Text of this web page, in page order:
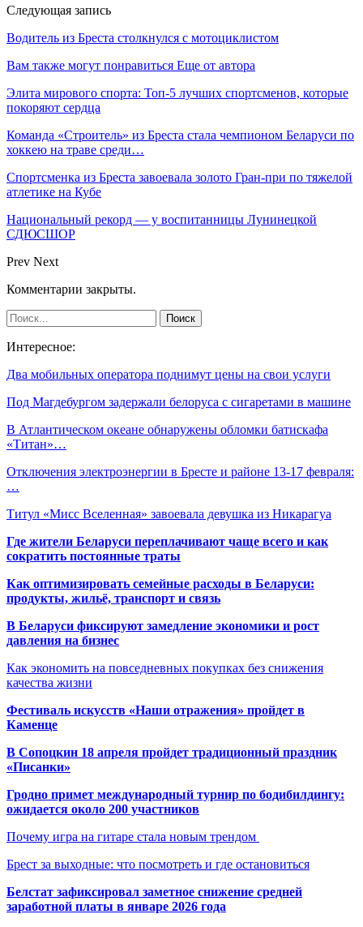
Следующая запись
Водитель из Бреста столкнулся с мотоциклистом
Вам также могут понравиться Еще от автора
Элита мирового спорта: Топ-5 лучших спортсменов, которые
покоряют сердца
Команда «Строитель» из Бреста стала чемпионом Беларуси по
хоккею на траве среди…
Спортсменка из Бреста завоевала золото Гран-при по тяжелой
атлетике на Кубе
Национальный рекорд — у воспитанницы Лунинецкой
СДЮСШОР
Prev Next
Комментарии закрыты.
Интересное:
Два мобильных оператора поднимут цены на свои услуги
Под Магдебургом задержали белоруса с сигаретами в машине
В Атлантическом океане обнаружены обломки батискафа
«Титан»…
Отключения электроэнергии в Бресте и районе 13-17 февраля:
…
Титул «Мисс Вселенная» завоевала девушка из Никарагуа
Где жители Беларуси переплачивают чаще всего и как
сократить постоянные траты
Как оптимизировать семейные расходы в Беларуси:
продукты, жильё, транспорт и связь
В Беларуси фиксируют замедление экономики и рост
давления на бизнес
Как экономить на повседневных покупках без снижения
качества жизни
Фестиваль искусств «Наши отражения» пройдет в
Каменце
В Сопоцкин 18 апреля пройдет традиционный праздник
«Писанки»
Гродно примет международный турнир по бодибилдингу:
ожидается около 200 участников
Почему игра на гитаре стала новым трендом
Брест за выходные: что посмотреть и где остановиться
Белстат зафиксировал заметное снижение средней
заработной платы в январе 2026 года